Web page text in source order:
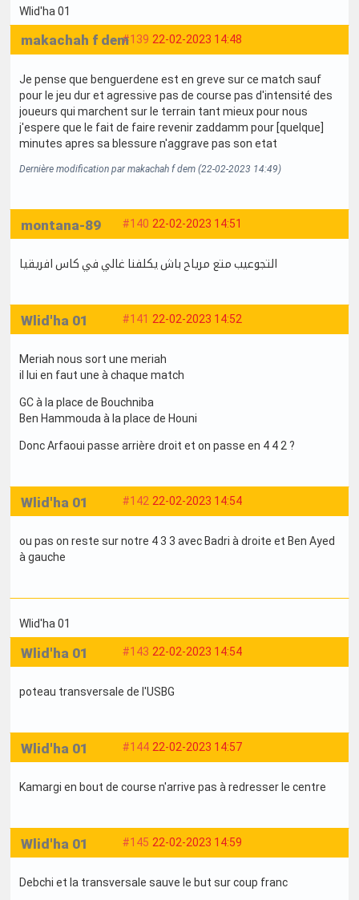
Wlid'ha 01
#139 22-02-2023 14:48
makachah f dem
Je pense que benguerdene est en greve sur ce match sauf
pour le jeu dur et agressive pas de course pas d'intensité des
joueurs qui marchent sur le terrain tant mieux pour nous
j'espere que le fait de faire revenir zaddamm pour [quelque]
minutes apres sa blessure n'aggrave pas son etat
Dernière modification par makachah f dem (22-02-2023 14:49)
#140 22-02-2023 14:51
montana-89
التجوعيب متع مرياح باش يكلفنا غالي في كاس افريقيا
#141 22-02-2023 14:52
Wlid'ha 01
Meriah nous sort une meriah
il lui en faut une à chaque match
GC à la place de Bouchniba
Ben Hammouda à la place de Houni
Donc Arfaoui passe arrière droit et on passe en 4 4 2 ?
#142 22-02-2023 14:54
Wlid'ha 01
ou pas on reste sur notre 4 3 3 avec Badri à droite et Ben Ayed
à gauche
Wlid'ha 01
#143 22-02-2023 14:54
Wlid'ha 01
poteau transversale de l'USBG
#144 22-02-2023 14:57
Wlid'ha 01
Kamargi en bout de course n'arrive pas à redresser le centre
#145 22-02-2023 14:59
Wlid'ha 01
Debchi et la transversale sauve le but sur coup franc